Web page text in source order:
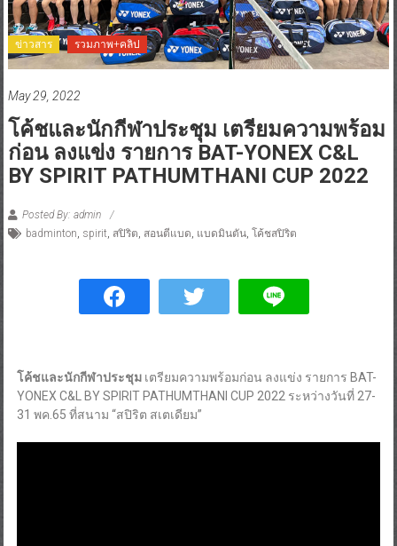
ข่าวสาร รวมภาพ+คลิป
May 29, 2022
โค้ชและนักกีฬาประชุม เตรียมความพร้อม
ก่อน ลงแข่ง รายการ BAT-YONEX C&L
BY SPIRIT PATHUMTHANI CUP 2022
Posted By: admin
badminton, spirit, สปิริต, สอนตีแบด, แบดมินตัน, โค้ชสปิริต
โค้ชและนักกีฬาประชุมเตรียมความพร้อมก่อน ลงแข่ง รายการ BAT-
YONEX C&L BY SPIRIT PATHUMTHANI CUP 2022 ระหว่างวันที่ 27-
31 พค.65 ที่สนาม “สปิริต สเตเดียม”